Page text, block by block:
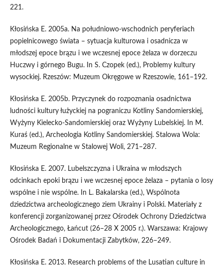
221.
Kłosińska E. 2005a. Na południowo-wschodnich peryferiach
popielnicowego świata – sytuacja kulturowa i osadnicza w
młodszej epoce brązu i we wczesnej epoce żelaza w dorzeczu
Huczwy i górnego Bugu. In S. Czopek (ed.), Problemy kultury
wysockiej. Rzeszów: Muzeum Okręgowe w Rzeszowie, 161–192.
Kłosińska E. 2005b. Przyczynek do rozpoznania osadnictwa
ludności kultury łużyckiej na pograniczu Kotliny Sandomierskiej,
Wyżyny Kielecko-Sandomierskiej oraz Wyżyny Lubelskiej. In M.
Kuraś (ed.), Archeologia Kotliny Sandomierskiej. Stalowa Wola:
Muzeum Regionalne w Stalowej Woli, 271–287.
Kłosińska E. 2007. Lubelszczyzna i Ukraina w młodszych
odcinkach epoki brązu i we wczesnej epoce żelaza – pytania o losy
wspólne i nie wspólne. In L. Bakalarska (ed.), Wspólnota
dziedzictwa archeologicznego ziem Ukrainy i Polski. Materiały z
konferencji zorganizowanej przez Ośrodek Ochrony Dziedzictwa
Archeologicznego, Łańcut (26–28 X 2005 r.). Warszawa: Krajowy
Ośrodek Badań i Dokumentacji Zabytków, 226–249.
Kłosińska E. 2013. Research problems of the Lusatian culture in